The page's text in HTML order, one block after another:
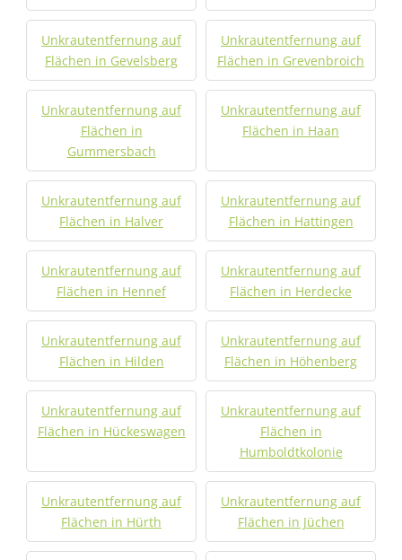
Unkrautentfernung auf
Flächen in Gevelsberg
Unkrautentfernung auf
Flächen in Grevenbroich
Unkrautentfernung auf
Flächen in
Gummersbach
Unkrautentfernung auf
Flächen in Haan
Unkrautentfernung auf
Flächen in Halver
Unkrautentfernung auf
Flächen in Hattingen
Unkrautentfernung auf
Flächen in Hennef
Unkrautentfernung auf
Flächen in Herdecke
Unkrautentfernung auf
Flächen in Hilden
Unkrautentfernung auf
Flächen in Höhenberg
Unkrautentfernung auf
Flächen in Hückeswagen
Unkrautentfernung auf
Flächen in
Humboldtkolonie
Unkrautentfernung auf
Flächen in Hürth
Unkrautentfernung auf
Flächen in Jüchen